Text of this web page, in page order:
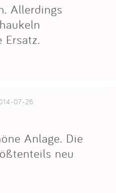
Allerdings
Ersatz.
07-26
Anlage. Die
neu